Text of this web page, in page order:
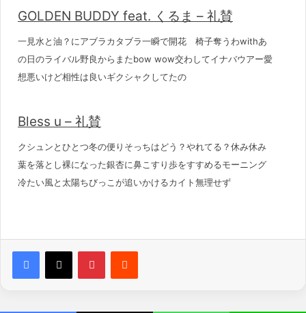
GOLDEN BUDDY feat. くるま – 礼賛
一見水と油？にアブラカタブラ一瞬で開花 椅子奪うわwithあ
の日のライバル野良からまたbow wow交わしてイナバウアー愛
想悪いけど相性は良いギクシャクしてたの
Bless u – 礼賛
クシュンとひとつ冬の便りそっちはどう？やれてる？休み休み
葉を落とし裸になった銀杏に鼻こすり歩をすすめるモーニング
冷たい風と太陽ちびっこが追いかけるカイト無理せず
PinterestReddit